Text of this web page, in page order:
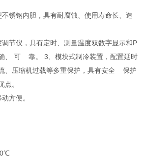
锈钢内胆，具有耐腐蚀、使用寿命长、造
节仪，具有定时、测量温度双数字显示和P
、 可 靠。 3、模块式制冷装置，配置延时
、压缩机过载等多重保护，具有安全 保护
点。
方便。